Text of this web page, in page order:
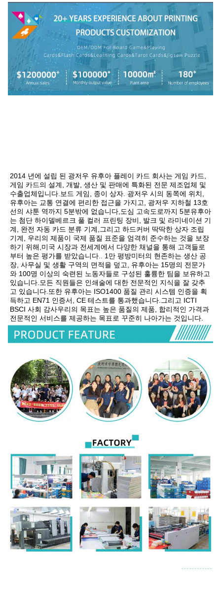
2014 년에 설립 된 광저우 유후아 플레이 카드 회사는 게임 카드,
게임 카드의 설계, 개발, 생산 및 판매에 특화된 전문 제조업체 및
수출업체입니다.보드 게임, 종이 상자. 광저우 시의 동쪽에 위치,
유후아는 교통 연결에 편리한 접근을 가지고, 광저우 지하철 13호
선의 샤툰 역까지 5분밖에 없습니다,도심 고속도로까지 5분유후아
는 첨단 하이델베르크 풀 컬러 프린팅 장비, 발크 및 라미네이션 기
계, 완전 자동 카드 분류 기계,그리고 하드커버 딱딱한 상자 조립
기계, 우리의 제품이 국제 품질 표준을 엄격히 준수하는 것을 보장
하기 위해,미국 시장과 전세계에서 다양한 채널을 통해 고객들로
부터 높은 평가를 받았습니다.. 1만 평방미터의 현존하는 생산 공
장, 사무실 및 생활 구역의 면적을 덮고, 유후아는 15명의 전문가
와 100명 이상의 숙련된 노동자들로 구성된 훌륭한 팀을 보유하고
있습니다.모든 직원들은 인쇄술에 대한 전문적인 지식을 잘 갖추
고 있습니다.또한 유후아는 ISO1400 품질 관리 시스템 인증을 획
득하고 EN71 인증서, CE 테스트를 통과했습니다.그리고 ICTI
BSCI 사회 감사우리의 목표는 높은 품질의 제품, 합리적인 가격과
전문적인 서비스를 제공하는 목표로 꾸준히 나아가는 것입니다.